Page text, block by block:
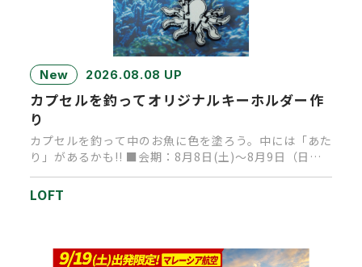
New 2026.08.08 UP
カプセルを釣ってオリジナルキーホルダー作
り
カプセルを釣って中のお魚に色を塗ろう。中には「あた
り」があるかも!! ■会期：8月8日(土)～8月9日（日）
LOFT